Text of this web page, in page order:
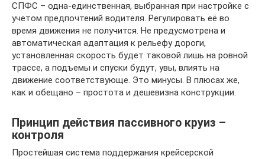
СПФС – одна-единственная, выбранная при настройке с
учетом предпочтений водителя. Регулировать её во
время движения не получится. Не предусмотрена и
автоматическая адаптация к рельефу дороги,
установленная скорость будет таковой лишь на ровной
трассе, а подъемы и спуски будут, увы, влиять на
движение соответствующе. Это минусы. В плюсах же,
как и обещано – простота и дешевизна конструкции.
Принцип действия пассивного круиз –
контроля
Простейшая система поддержания крейсерской